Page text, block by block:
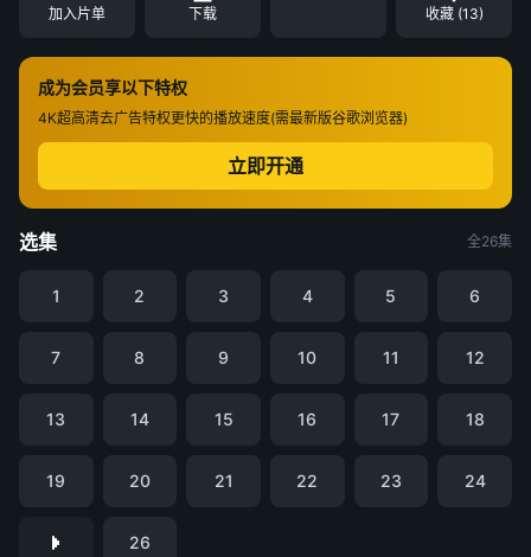
加入片单 下载
收藏 (13)
成为会员享以下特权
4K超高清去广告特权更快的播放速度(需最新版谷歌浏览器)
立即开通
选集 全26集
1 2 3 4 5 6
7 8 9 10 11 12
13 14 15 16 17 18
19 20 21 22 23 24
26